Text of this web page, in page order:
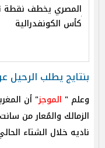
المصري يخطف نقطة
كأس الكونفدرالية
بنتايج يطلب الرحيل
وعلم " الموجز" أن
الزمالك والمُعار من
ناديه خلال الشتاء